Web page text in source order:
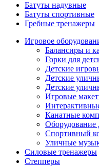
Батуты надувные
Батуты спортивные
Гребные тренажеры
Игровое
Балансиры и
Горки для
Детские
Детские
Детские
Игровые
Канатные
Оборудование
Спортивный
Уличные
Силовые тренажеры
Степперы